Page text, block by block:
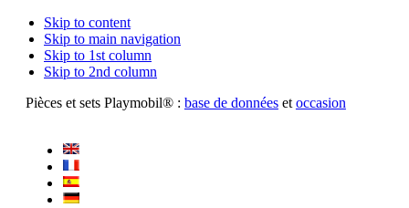
Skip to content
Skip to main navigation
Skip to 1st column
Skip to 2nd column
Pièces et sets Playmobil® : base de donnéeset occasion